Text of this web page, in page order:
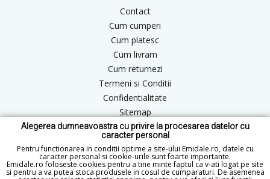
Alegerea dumneavoastra cu privire la procesarea datelor cu
caracter personal
Pentru functionarea in conditii optime a site-ului Emidale.ro, datele cu
caracter personal si cookie-urile sunt foarte importante.
Emidale.ro foloseste cookies pentru a tine minte faptul ca v-ati logat pe site
si pentru a va putea stoca produsele in cosul de cumparaturi. De asemenea
Contact
Cum cumperi
Cum platesc
Cum livram
Cum returnezi
Termeni si Conditii
Confidentialitate
Sitemap
Blog
ANPC